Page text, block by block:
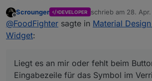
Offline
Scrounger DEVELOPER schrieb am 28.
zuletzt editiert von
@FoodFighter sagte in Material
Widget:
Liegt es an mir oder fehlt beim
Eingabezeile für das Symbol im